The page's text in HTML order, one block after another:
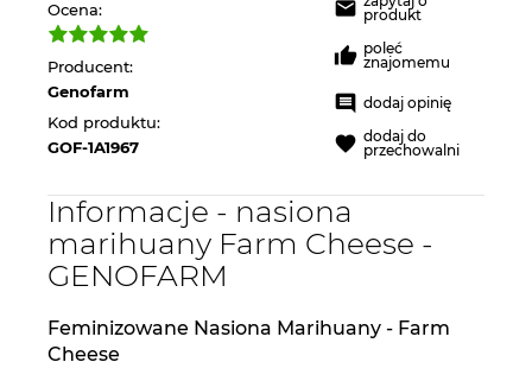
Ocena:
Producent:
Genofarm
Kod produktu:
GOF-1A1967
produkt
poleć
znajomemu
dodaj opinię
dodaj do
przechowalni
Informacje - nasiona
marihuany Farm Cheese -
GENOFARM
Feminizowane Nasiona Marihuany - Farm
Cheese